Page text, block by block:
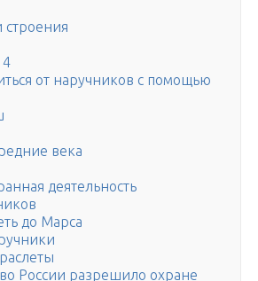
строения
от наручников с помощью
века
деятельность
до Марса
России разрешило охране